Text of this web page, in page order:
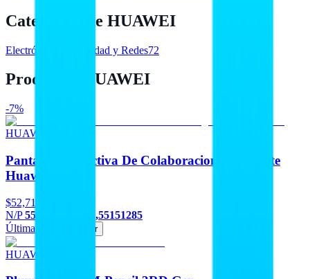
Categorías de HUAWEI
Electrónica Seguridad y Redes72
Productos HUAWEI
-7%
HUAWEI
Pantalla Interactiva De Colaboracion Inteligente
Huawei Idea
$52,716
N/P55151285N-DS,55151285
Última pieza
Agregar
HUAWEI